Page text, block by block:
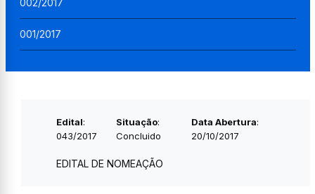
002/2017
001/2017
Edital:
043/2017
Situação:
Concluido
Data Abertura:
20/10/2017
EDITAL DE NOMEAÇÃO